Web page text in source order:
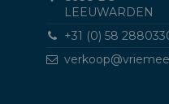
LEEUWARDEN
+31 (0) 58